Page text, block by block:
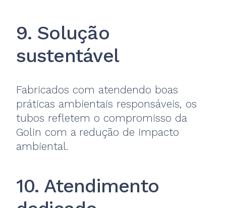
9. Solução
sustentável
Fabricados com atendendo boas
práticas ambientais responsáveis, os
tubos refletem o compromisso da
Golin com a redução de impacto
ambiental.
10. Atendimento